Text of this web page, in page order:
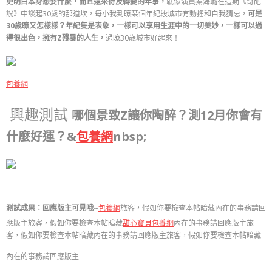
說》中談起30歲的那道坎，每小我到瞭某個年紀段城市有動搖和自我猜忌， 可是
30歲瞭又怎樣樣？年紀隻是表象，一樣可以享用生涯中的一切美妙， 一樣可以過
得很出色，擁有Z殘暴的人生， 過瞭30歲城市好起來！
包養網
興趣測試 哪個景致Z讓你陶醉？測12月你會有
什麼好運？&包養網nbsp;
測試成果：回應版主可見哦~包養網旅客，假如你要檢查本帖暗藏內在的事務請回
應版主旅客，假如你要檢查本帖暗藏甜心寶貝包養網內在的事務請回應版主旅
客，假如你要檢查本帖暗藏內在的事務請回應版主旅客，假如你要檢查本帖暗藏
內在的事務請回應版主